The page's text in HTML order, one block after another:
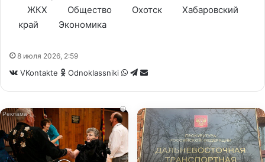
ЖКХ
Общество Охотск
Хабаровский
край
Экономика
8 июля 2026, 2:59
VKontakte Odnoklassniki WhatsApp
Telegram
Share
i